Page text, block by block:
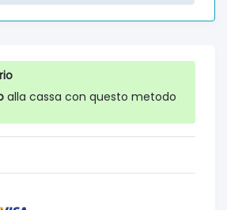
alla cassa con questo metodo